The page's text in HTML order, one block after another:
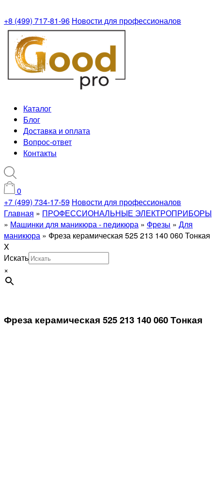
+8 (499) 717-81-96 Новости для профессионалов
Каталог
Блог
Доставка и оплата
Вопрос-ответ
Контакты
0
+7 (499) 734-17-59 Новости для профессионалов
Главная » ПРОФЕССИОНАЛЬНЫЕ ЭЛЕКТРОПРИБОРЫ
» Машинки для маникюра - педикюра » Фрезы » Для
маникюра » Фреза керамическая 525 213 140 060 Тонкая
X
Искать
×
Фреза керамическая 525 213 140 060 Тонкая